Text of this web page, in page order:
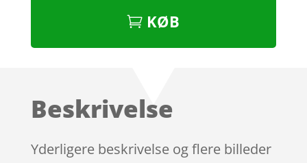
KØB
Beskrivelse
Yderligere beskrivelse og flere billeder